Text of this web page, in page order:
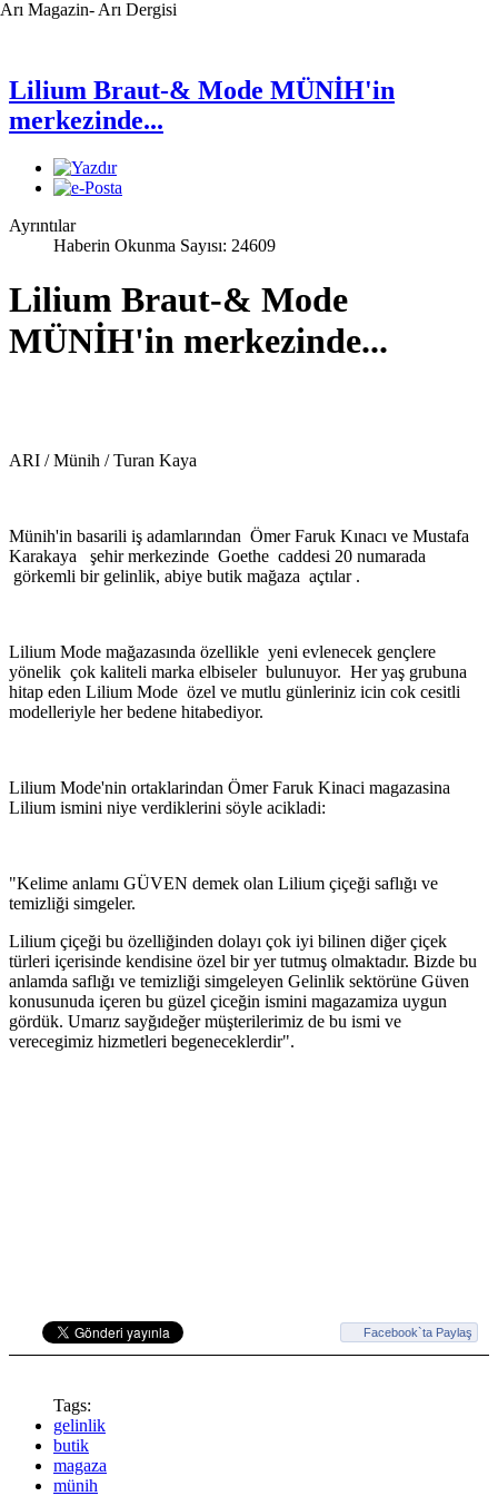
Arı Magazin- Arı Dergisi
Lilium Braut-& Mode MÜNİH'in
merkezinde...
Ayrıntılar
Haberin Okunma Sayısı: 24609
Lilium Braut-& Mode
MÜNİH'in merkezinde...
ARI / Münih / Turan Kaya
Münih'in basarili iş adamlarından Ömer Faruk Kınacı ve Mustafa
Karakaya şehir merkezinde Goethe caddesi 20 numarada
görkemli bir gelinlik, abiye butik mağaza açtılar .
Lilium Mode mağazasında özellikle yeni evlenecek gençlere
yönelik çok kaliteli marka elbiseler bulunuyor. Her yaş grubuna
hitap eden Lilium Mode özel ve mutlu günleriniz icin cok cesitli
modelleriyle her bedene hitabediyor.
Lilium Mode'nin ortaklarindan Ömer Faruk Kinaci magazasina
Lilium ismini niye verdiklerini söyle acikladi:
"Kelime anlamı GÜVEN demek olan Lilium çiçeği saflığı ve
temizliği simgeler.
Lilium çiçeği bu özelliğinden dolayı çok iyi bilinen diğer çiçek
türleri içerisinde kendisine özel bir yer tutmuş olmaktadır. Bizde bu
anlamda saflığı ve temizliği simgeleyen Gelinlik sektörüne Güven
konusunuda içeren bu güzel çiceğin ismini magazamiza uygun
gördük. Umarız sayğıdeğer müşterilerimiz de bu ismi ve
verecegimiz hizmetleri begeneceklerdir".
Facebook`ta Paylaş
Tags:
gelinlik
butik
magaza
münih